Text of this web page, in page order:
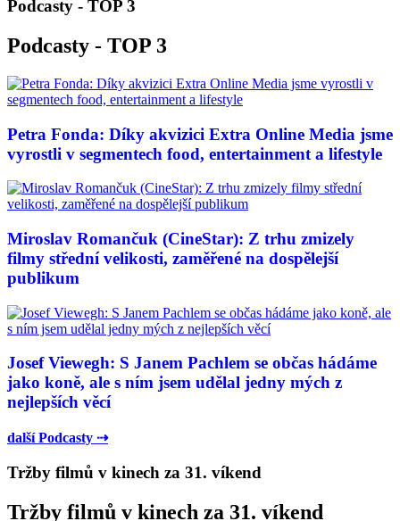
Podcasty - TOP 3
Podcasty - TOP 3
Petra Fonda: Díky akvizici Extra Online Media jsme
vyrostli v segmentech food, entertainment a lifestyle
Miroslav Romančuk (CineStar): Z trhu zmizely
filmy střední velikosti, zaměřené na dospělejší
publikum
Josef Viewegh: S Janem Pachlem se občas hádáme
jako koně, ale s ním jsem udělal jedny mých z
nejlepších věcí
další Podcasty ⇢
Tržby filmů v kinech za 31. víkend
Tržby filmů v kinech za 31. víkend